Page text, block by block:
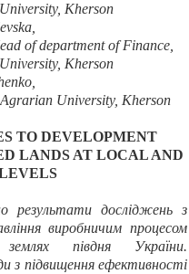
University, Kherson
ofdepartment ofFinance,
University, Kherson
Agrarian University, Kherson
TO DEVELOPMENT
LANDS AT LOCAL AND
результати досліджень з
виробничим процесом
півдня України.
з підвищення ефективності